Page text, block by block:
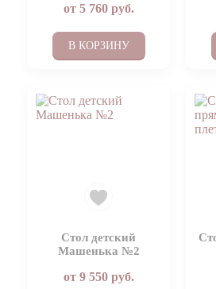
от 5 760руб.
В КОРЗИНУ
Стол детский
Машенька №2
от 9 550руб.